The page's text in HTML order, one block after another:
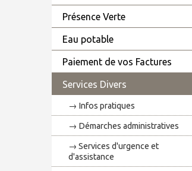
Présence Verte
Eau potable
Paiement de vos Factures
Services Divers
Infos pratiques
Démarches administratives
Services d'urgence et
d'assistance